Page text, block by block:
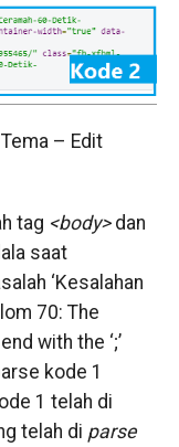
– Edit
tag <body> dan
saat
‘Kesalahan
70: The
with the ‘;’
kode 1
1 telah di
telah di parse